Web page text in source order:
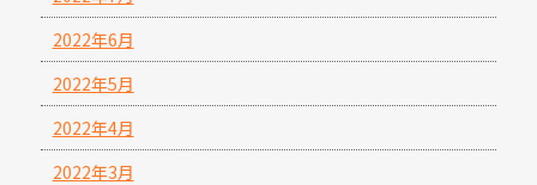
2022年6月
2022年5月
2022年4月
2022年3月